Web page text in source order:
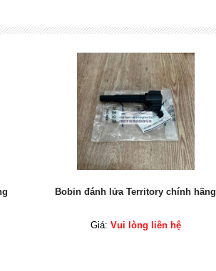
Bobin đánh lửa Territory chính hãng
Giá: Vui lòng liên hệ